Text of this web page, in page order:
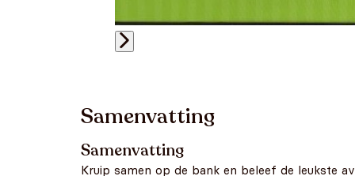
Samenvatting
Samenvatting
Kruip samen op de bank en beleef de leukste